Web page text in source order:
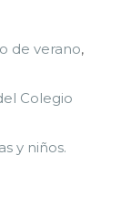
de verano,
Colegio
y niños.